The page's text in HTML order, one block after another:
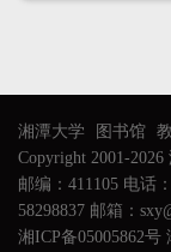
湘潭大学 图书馆
Copyright 2001-
邮编：411105 电话
58298837 邮箱：
湘ICP备05005862号